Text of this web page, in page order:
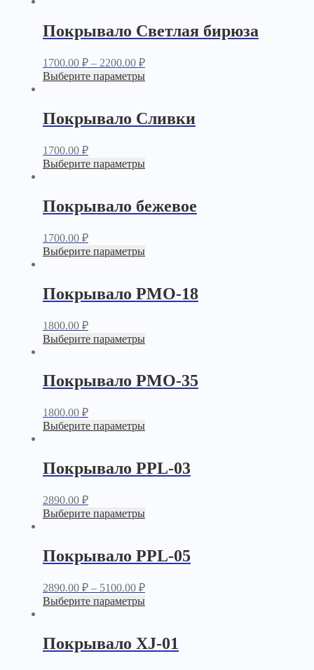
Покрывало Светлая бирюза
1700.00 ₽– 2200.00 ₽
Выберите параметры
Покрывало Сливки
1700.00 ₽
Выберите параметры
Покрывало бежевое
1700.00 ₽
Выберите параметры
Покрывало PМО-18
1800.00 ₽
Выберите параметры
Покрывало PМО-35
1800.00 ₽
Выберите параметры
Покрывало PPL-03
2890.00 ₽
Выберите параметры
Покрывало PPL-05
2890.00 ₽– 5100.00 ₽
Выберите параметры
Покрывало XJ-01